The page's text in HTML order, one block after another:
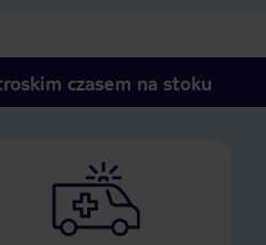
czasem na stoku